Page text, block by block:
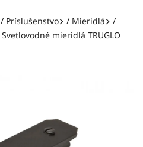
/ Príslušenstvo / Mieridlá
/
Svetlovodné mieridlá TRUGLO